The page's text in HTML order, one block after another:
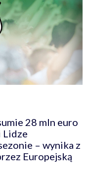
28 mln euro
Lidze
– wynika z
Europejską